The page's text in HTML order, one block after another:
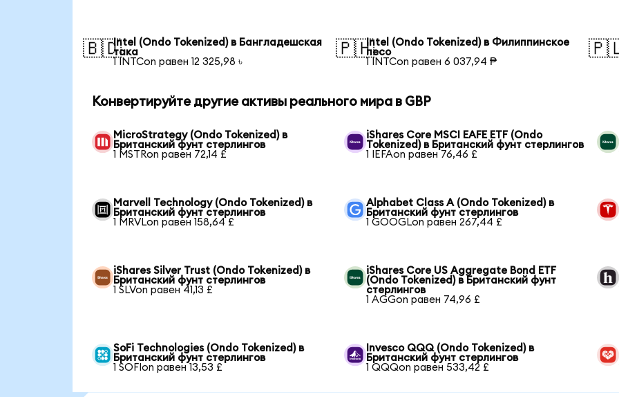
🇧🇩Intel (Ondo Tokenized) в Бангладешская
така
1 INTCon равен 12 325,98 ৳
🇵🇭Intel (Ondo Tokenized) в Филиппинское
песо
1 INTCon равен 6 037,94 ₱
Конвертируйте другие активы реального мира в GBP
MicroStrategy (Ondo Tokenized) в
Британский фунт стерлингов
1 MSTRon равен 72,14 £
iShares Core MSCI EAFE ETF (Ondo
Tokenized) в Британский фунт стерлингов
1 IEFAon равен 76,46 £
Marvell Technology (Ondo Tokenized) в
Британский фунт стерлингов
1 MRVLon равен 158,64 £
Alphabet Class A (Ondo Tokenized) в
Британский фунт стерлингов
1 GOOGLon равен 267,44 £
iShares Silver Trust (Ondo Tokenized) в
Британский фунт стерлингов
1 SLVon равен 41,13 £
iShares Core US Aggregate Bond ETF
(Ondo Tokenized) в Британский фунт
стерлингов
1 AGGon равен 74,96 £
SoFi Technologies (Ondo Tokenized) в
Британский фунт стерлингов
1 SOFIon равен 13,53 £
Invesco QQQ (Ondo Tokenized) в
Британский фунт стерлингов
1 QQQon равен 533,42 £